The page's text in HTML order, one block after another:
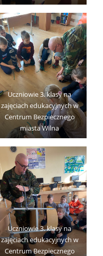
Uczniowie 3. klasy na
zajęciach edukacyjnych w
Centrum Bezpiecznego
miasta Wilna
Uczniowie 3. klasy na
zajęciach edukacyjnych w
Centrum Bezpiecznego